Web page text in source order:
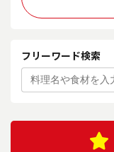
フリーワード検索